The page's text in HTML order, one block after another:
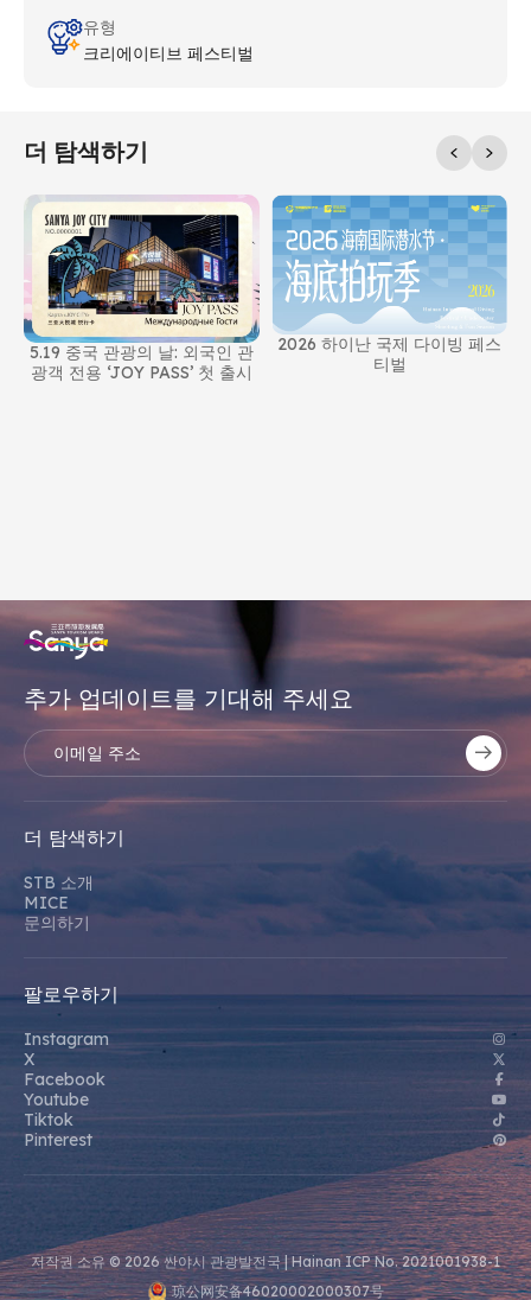
유형
크리에이티브 페스티벌
더 탐색하기
5.19 중국 관광의 날: 외국인 관
광객 전용 ‘JOY PASS’ 첫 출시
2026 하이난 국제 다이빙 페스
티벌
추가 업데이트를 기대해 주세요
더 탐색하기
STB 소개
MICE
문의하기
팔로우하기
Instagram
X
Facebook
Youtube
Tiktok
Pinterest
저작권 소유 © 2026 싼야시 관광발전국 |Hainan ICP No. 2021001938-1
琼公网安备46020002000307号